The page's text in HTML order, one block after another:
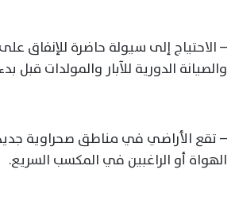
– الاحتياج إلى سيولة حاضرة للإنفاق على
والصيانة الدورية للآبار والمولدات قبل بدء
– تقع الأراضي في مناطق صحراوية
الهواة أو الراغبين في المكسب السريع.